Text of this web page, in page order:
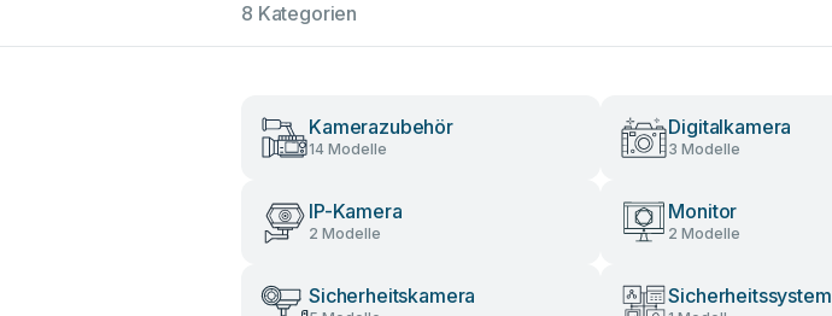
8 Kategorien
Kamerazubehör
14 Modelle
Digitalkamera
3 Modelle
IP-Kamera
2 Modelle
Monitor
2 Modelle
Sicherheitskamera Sicherheitssystem